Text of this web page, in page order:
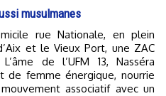
musulmanes
et le Vieux Port, une ZAC
de l’UFM 13, Nasséra
de femme énergique, nourrie
associatif avec un